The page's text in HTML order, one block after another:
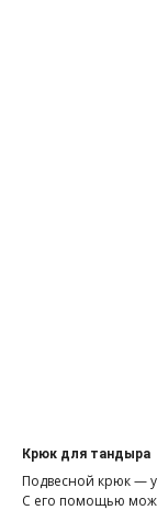
Крюк для тандыра
Подвесной крюк —
С его помощью